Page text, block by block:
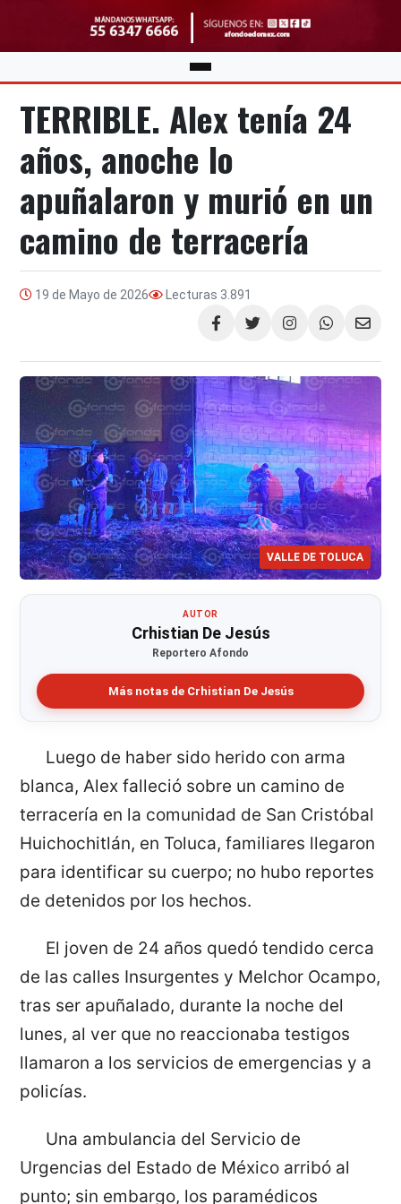
TERRIBLE. Alex tenía 24
años, anoche lo
apuñalaron y murió en un
camino de terracería
19 de Mayo de 2026 Lecturas 3.891
Compartir
VALLE DE TOLUCA
AUTOR
Crhistian De Jesús
Reportero Afondo
Más notas de Crhistian De Jesús
Luego de haber sido herido con arma
blanca, Alex falleció sobre un camino de
terracería en la comunidad de San Cristóbal
Huichochitlán, en Toluca, familiares llegaron
para identificar su cuerpo; no hubo reportes
de detenidos por los hechos.
El joven de 24 años quedó tendido cerca
de las calles Insurgentes y Melchor Ocampo,
tras ser apuñalado, durante la noche del
lunes, al ver que no reaccionaba testigos
llamaron a los servicios de emergencias y a
policías.
Una ambulancia del Servicio de
Urgencias del Estado de México arribó al
punto; sin embargo, los paramédicos